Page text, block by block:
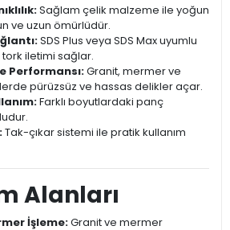
Sağlam çelik malzeme ile yoğun
ve uzun ömürlüdür.
SDS Plus veya SDS Max uyumlu
tork iletimi sağlar.
Performansı:Granit, mermer ve
pürüzsüz ve hassas delikler açar.
Farklı boyutlardaki panç
Tak-çıkar sistemi ile pratik kullanım
Alanları
İşleme:Granit ve mermer